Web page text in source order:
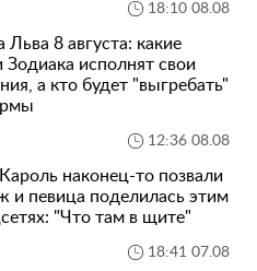
18:10 08.08
Льва 8 августа: какие
Зодиака исполнят свои
а кто будет "выгребать"
12:36 08.08
Кароль наконец-то позвали
и певица поделилась этим
"Что там в щите"
18:41 07.08